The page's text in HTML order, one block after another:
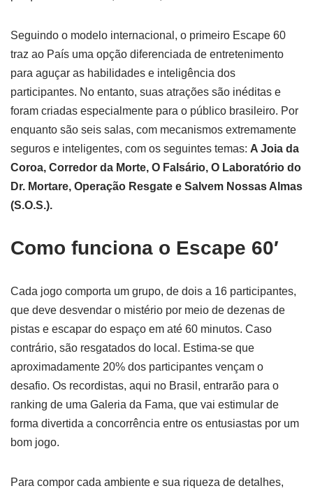
Seguindo o modelo internacional, o primeiro Escape 60
traz ao País uma opção diferenciada de entretenimento
para aguçar as habilidades e inteligência dos
participantes. No entanto, suas atrações são inéditas e
foram criadas especialmente para o público brasileiro. Por
enquanto são seis salas, com mecanismos extremamente
seguros e inteligentes, com os seguintes temas: A Joia da
Coroa, Corredor da Morte, O Falsário, O Laboratório do
Dr. Mortare, Operação Resgate e Salvem Nossas Almas
(S.O.S.).
Como funciona o Escape 60′
Cada jogo comporta um grupo, de dois a 16 participantes,
que deve desvendar o mistério por meio de dezenas de
pistas e escapar do espaço em até 60 minutos. Caso
contrário, são resgatados do local. Estima-se que
aproximadamente 20% dos participantes vençam o
desafio. Os recordistas, aqui no Brasil, entrarão para o
ranking de uma Galeria da Fama, que vai estimular de
forma divertida a concorrência entre os entusiastas por um
bom jogo.
Para compor cada ambiente e sua riqueza de detalhes,